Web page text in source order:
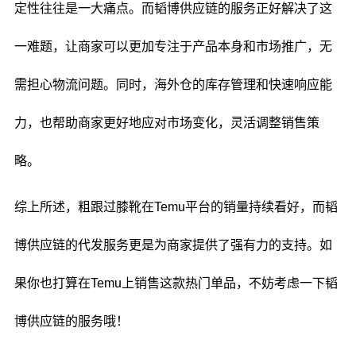
定性往往是一大痛点。而韬博供应链的服务正好解决了这
一难题，让商家可以更加专注于产品本身和市场推广，无
需担心物流问题。同时，海外仓的库存管理和快速响应能
力，也帮助商家更好地应对市场变化，灵活调整销售策
略。
综上所述，粗跟过膝靴在Temu平台的销量持续看好，而韬
博供应链的代发服务更是为商家提供了强有力的支持。如
果你也打算在Temu上销售这款热门单品，不妨考虑一下韬
博供应链的服务哦！